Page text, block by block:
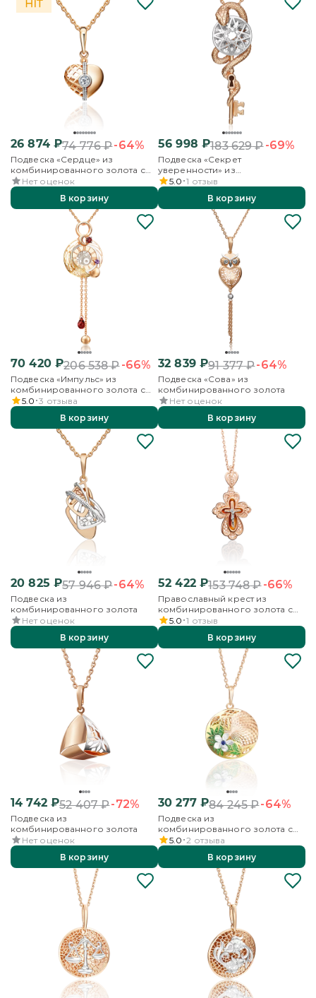
26 874₽74 776₽-64%
Подвеска «Сердце» из
комбинированного золота с
фианитами
Нет оценок
В корзину
56 998 ₽183 629₽-69%
Подвеска «Секрет
уверенности» из
комбинированного золота с
эмалью
5.0 1 отзыв
В корзину
70 420₽206 538₽-66%
Подвеска «Импульс» из
комбинированного золота с
гранатами и аметистом
5.0 3 отзыва
В корзину
32 839₽91 377₽-64%
Подвеска «Сова» из
комбинированного золота
Нет оценок
В корзину
20 825 ₽57 946₽-64%
Подвеска из
комбинированного золота
Нет оценок
В корзину
52 422₽153 748₽-66%
Православный крест из
комбинированного золота с
янтарём
5.0 1 отзыв
В корзину
14 742₽52 407₽-72%
Подвеска из
комбинированного золота
Нет оценок
В корзину
30 277₽84 245₽-64%
Подвеска из
комбинированного золота с
фианитом и эмалью
5.0 2 отзыва
В корзину